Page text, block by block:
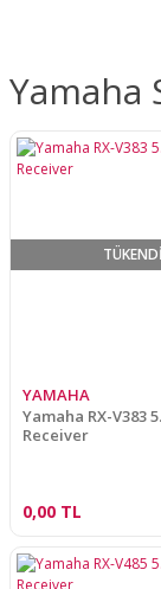
Yamaha
TÜKENDİ
YAMAHA
Yamaha RX-V383
Receiver
0,00 TL